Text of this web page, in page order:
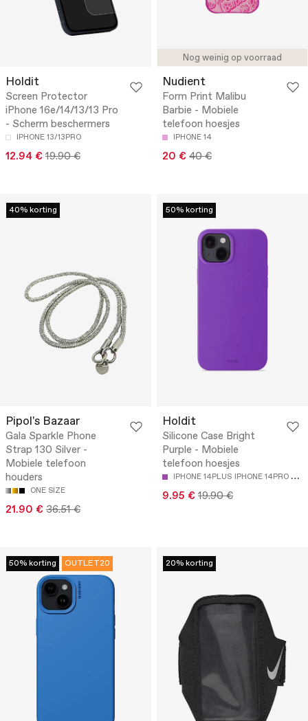
Holdit
Screen Protector
iPhone 16e/14/13/13 Pro
- Scherm beschermers
IPHONE 13/13PRO
12.94 € 19.90 €
Nog weinig op voorraad
Nudient
Form Print Malibu
Barbie - Mobiele
telefoon hoesjes
IPHONE 14
20 € 40 €
40% korting
Pipol's Bazaar
Gala Sparkle Phone
Strap 130 Silver -
Mobiele telefoon
houders
ONE SIZE
21.90 € 36.51 €
50% korting
Holdit
Silicone Case Bright
Purple - Mobiele
telefoon hoesjes
IPHONE 14PLUS IPHONE 14PRO MAX
9.95 € 19.90 €
50% korting OUTLET20 20% korting